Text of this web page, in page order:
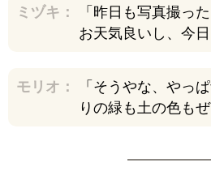
ミヅキ：
「昨日も写真撮っ
お天気良いし、今日
モリオ：
「そうやな、やっ
りの緑も土の色も